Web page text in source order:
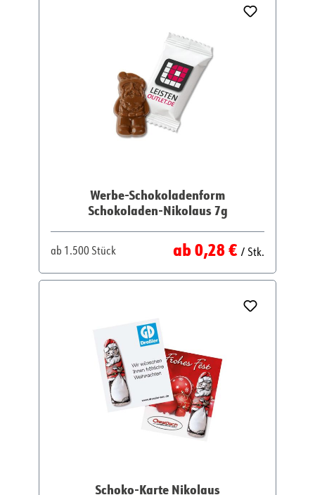
Werbe-Schokoladenform
Schokoladen-Nikolaus 7g
ab 1.500 Stück Regulärer Preis:
ab0,28 € / Stk.
Schoko-Karte Nikolaus